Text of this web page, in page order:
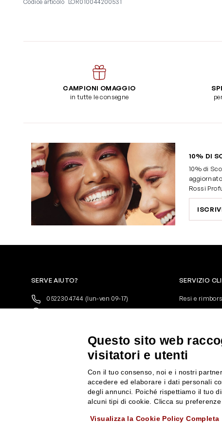
Codice articolo LOR010044200531
CAMPIONI OMAGGIO
in tutte le consegne
10% DI
10% di
Rossi
SERVE AIUTO?
0522304744 (lun-ven 09-17)
+39 3346440838
SERVIZIO
Resi e
Pagamenti
Condizioni
Privacy Policy
Cookies
10% di Sconto sul primo ordine! *
Iscriviti alla newsletter e rimani
aggiornato con le novità e le promozioni
Rossi Profumi.
*Il Buono non si applica su Articoli in
Promozione
Questo sito web
visitatori e utenti
Con il tuo consenso, noi e i nostri
accedere ed elaborare i dati personali
degli annunci. Poiché rispettiamo il tuo
alcuni tipi di cookie. Clicca su
Visualizza la Cookie Policy Completa